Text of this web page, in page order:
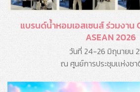
แบรนด์น้ำหอมเอสเซนส์ ร่วมงาน
ASEAN 2026
วันที่ 24-26 มิถุนายน
ณ ศูนย์การประชุมเเห่งช